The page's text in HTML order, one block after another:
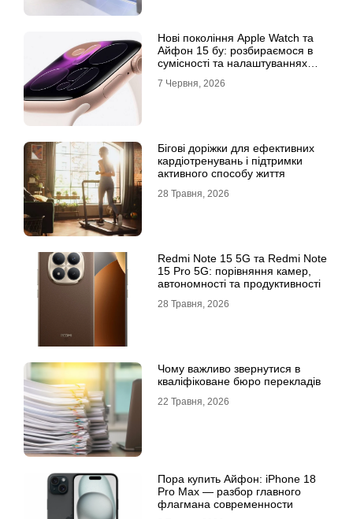
Нові покоління Apple Watch та
Айфон 15 бу: розбираємося в
сумісності та налаштуваннях
7 Червня, 2026
Бігові доріжки для ефективних
кардіотренувань і підтримки
активного способу життя
28 Травня, 2026
Redmi Note 15 5G та Redmi Note
15 Pro 5G: порівняння камер,
автономності та продуктивності
28 Травня, 2026
Чому важливо звернутися в
кваліфіковане бюро перекладів
22 Травня, 2026
Пора купить Айфон: iPhone 18
Pro Max — разбор главного
флагмана современности